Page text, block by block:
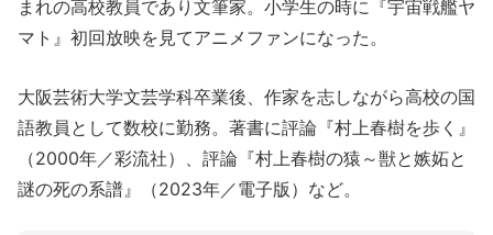
まれの高校教員であり文筆家。小学生の時に『宇宙戦艦ヤ
マト』初回放映を見てアニメファンになった。
大阪芸術大学文芸学科卒業後、作家を志しながら高校の国
語教員として数校に勤務。著書に評論『村上春樹を歩く』
（2000年／彩流社）、評論『村上春樹の猿～獣と嫉妬と
謎の死の系譜』（2023年／電子版）など。